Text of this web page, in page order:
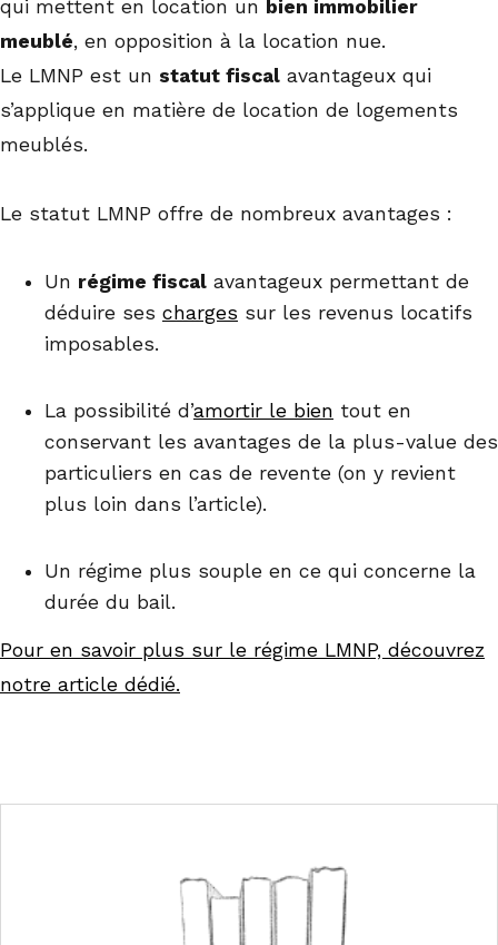
qui mettent en location un bien immobilier
meublé, en opposition à la location nue.
Le LMNP est un statut fiscal avantageux qui
s’applique en matière de location de logements
meublés.
Le statut LMNP offre de nombreux avantages :
Un régime fiscal avantageux permettant de
déduire ses charges sur les revenus locatifs
imposables.
La possibilité d’amortir le bien tout en
conservant les avantages de la plus-value des
particuliers en cas de revente (on y revient
plus loin dans l’article).
Un régime plus souple en ce qui concerne la
durée du bail.
Pour en savoir plus sur le régime LMNP, découvrez
notre article dédié.